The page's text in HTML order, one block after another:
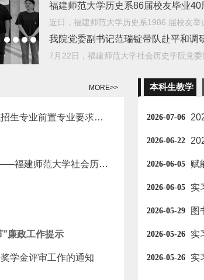
福建师范大学历史系86届校友毕业40
我院党委副书记范瑞锭带队赴平和调
MORE>>
关于调整2027年全国硕士研究生招生考试招生专业前置专业要求、初试科目等的公告
同等学力申硕招生 | 史蕴千秋，学启未来——福建师范大学社会历史学院欢迎您
廉政工作提示
学金评审工作的通知
本科生教学
2026-07-06
2026-06-22
2026-06-05
2026-06-05
2026-05-29 图
2026-05-26
2026-05-26